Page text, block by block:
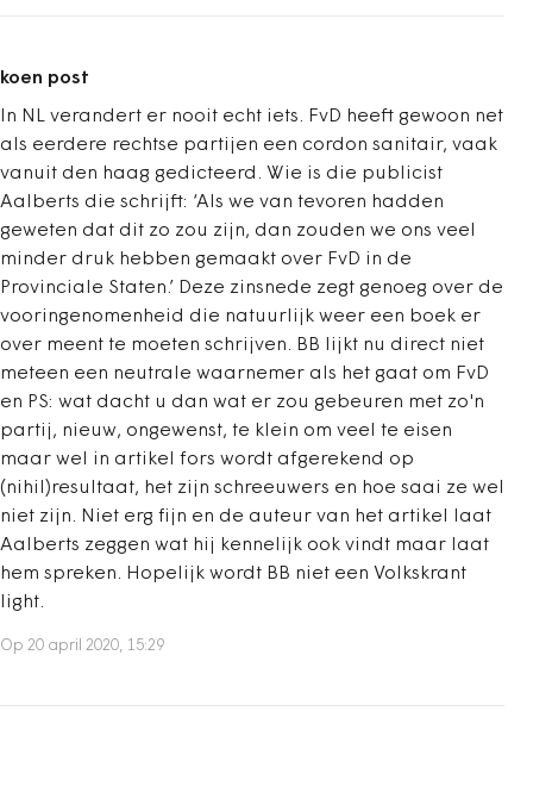
koen post
In NL verandert er nooit echt iets. FvD heeft gewoon net
als eerdere rechtse partijen een cordon sanitair, vaak
vanuit den haag gedicteerd. Wie is die publicist
Aalberts die schrijft: ‘Als we van tevoren hadden
geweten dat dit zo zou zijn, dan zouden we ons veel
minder druk hebben gemaakt over FvD in de
Provinciale Staten.’ Deze zinsnede zegt genoeg over de
vooringenomenheid die natuurlijk weer een boek er
over meent te moeten schrijven. BB lijkt nu direct niet
meteen een neutrale waarnemer als het gaat om FvD
en PS: wat dacht u dan wat er zou gebeuren met zo'n
partij, nieuw, ongewenst, te klein om veel te eisen
maar wel in artikel fors wordt afgerekend op
(nihil)resultaat, het zijn schreeuwers en hoe saai ze wel
niet zijn. Niet erg fijn en de auteur van het artikel laat
Aalberts zeggen wat hij kennelijk ook vindt maar laat
hem spreken. Hopelijk wordt BB niet een Volkskrant
light.
Op 20 april 2020, 15:29